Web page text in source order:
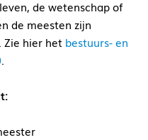
de wetenschap of
de meesten zijn
Zie hier het bestuurs- en
.